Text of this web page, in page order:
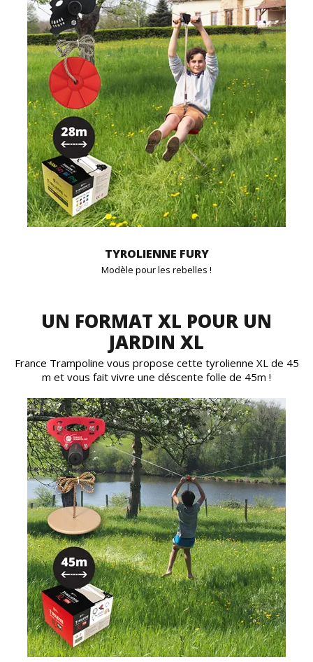
TYROLIENNE FURY
Modèle pour les rebelles !
UN FORMAT XL POUR UN
JARDIN XL
France Trampoline vous propose cette tyrolienne XL de 45
m et vous fait vivre une déscente folle de 45m !